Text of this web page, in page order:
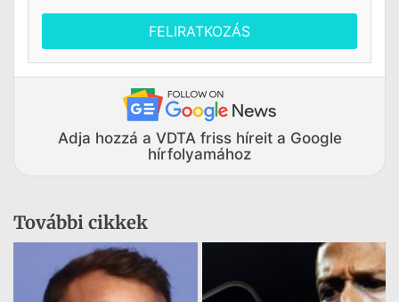
FELIRATKOZÁS
Adja hozzá a VDTA friss híreit a Google
hírfolyamához
További cikkek